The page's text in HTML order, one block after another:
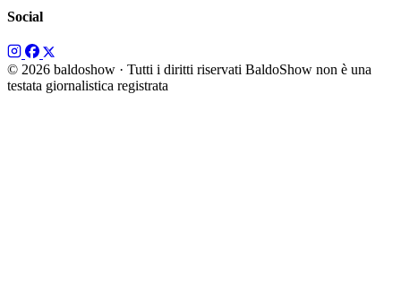
Social
© 2026 baldoshow · Tutti i diritti riservati BaldoShow non è una
testata giornalistica registrata